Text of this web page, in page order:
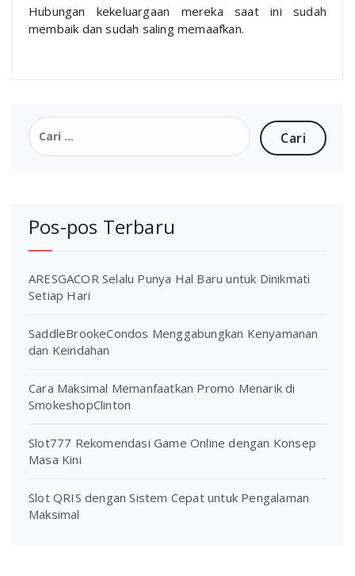
Hubungan kekeluargaan mereka saat ini sudah
membaik dan sudah saling memaafkan.
Cari
untuk:
Pos-pos Terbaru
ARESGACOR Selalu Punya Hal Baru untuk Dinikmati
Setiap Hari
SaddleBrookeCondos Menggabungkan Kenyamanan
dan Keindahan
Cara Maksimal Memanfaatkan Promo Menarik di
SmokeshopClinton
Slot777 Rekomendasi Game Online dengan Konsep
Masa Kini
Slot QRIS dengan Sistem Cepat untuk Pengalaman
Maksimal